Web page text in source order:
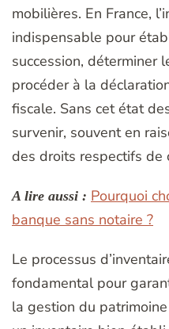
mobilières. En France,
indispensable pour
succession, déterminer
procéder à la
fiscale. Sans cet état
survenir, souvent en
des droits respectifs de
A lire aussi : Pourquoi
banque sans notaire ?
Le processus
fondamental pour
la gestion du